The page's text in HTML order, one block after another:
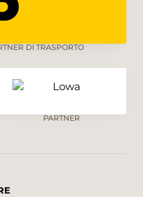
DI TRASPORTO
PARTNER